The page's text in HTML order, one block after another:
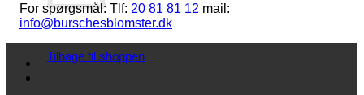
Ingen varer i kurven.
Tilbage til shoppen
For spørgsmål: Tlf: 20 81 81 12 mail:
info@burschesblomster.dk